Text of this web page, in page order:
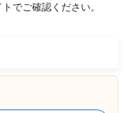
でご確認ください。